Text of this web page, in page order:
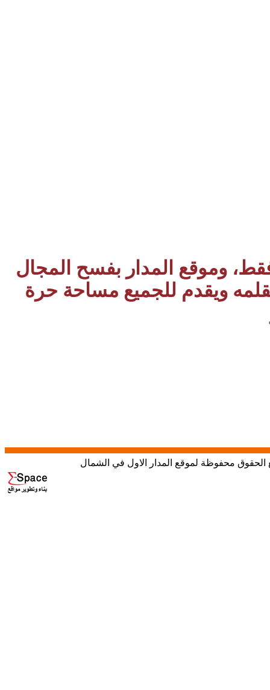
وموقع المدار بفسح المجال
ويقدم للجميع مساحة حرة